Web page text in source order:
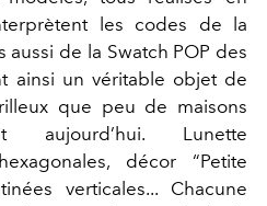
les codes de la
aussi de la Swatch POP des
ainsi un véritable objet de
que peu de maisons
aujourd’hui. Lunette
décor “Petite
verticales... Chacune